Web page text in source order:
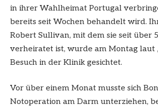
in ihrer Wahlheimat Portugal
bereits seit Wochen behandelt wird.
Robert Sullivan, mit dem sie seit über
verheiratet ist, wurde am Montag laut
Besuch in der Klinik gesichtet.
Vor über einem Monat musste sich
Notoperation am Darm unterziehen,